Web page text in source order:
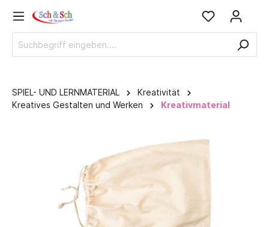
SPIEL- UND LERNMATERIAL
Kreativität
Kreatives Gestalten und Werken
Kreativmaterial